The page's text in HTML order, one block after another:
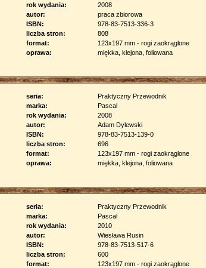
rok wydania:
2008
autor:
praca zbiorowa
ISBN:
978-83-7513-336-3
liczba stron:
808
format:
123x197 mm - rogi zaokrąglone
oprawa:
miękka, klejona, foliowana
seria:
Praktyczny Przewodnik
marka:
Pascal
rok wydania:
2008
autor:
Adam Dylewski
ISBN:
978-83-7513-139-0
liczba stron:
696
format:
123x197 mm - rogi zaokrąglone
oprawa:
miękka, klejona, foliowana
seria:
Praktyczny Przewodnik
marka:
Pascal
rok wydania:
2010
autor:
Wiesława Rusin
ISBN:
978-83-7513-517-6
liczba stron:
600
format:
123x197 mm - rogi zaokrąglone